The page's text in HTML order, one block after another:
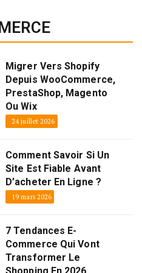
Migrer Vers Shopify
Depuis WooCommerce,
PrestaShop, Magento
Ou Wix
24 juillet 2026
Comment Savoir Si Un
Site Est Fiable Avant
D’acheter En Ligne ?
19 mars 2026
7 Tendances E-
Commerce Qui Vont
Transformer Le